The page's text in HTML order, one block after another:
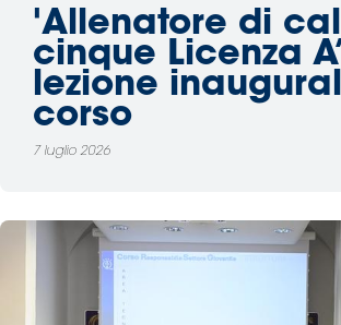
Social media
'Allenatore di
cinque Licenza
lezione
corso
7 luglio 2026